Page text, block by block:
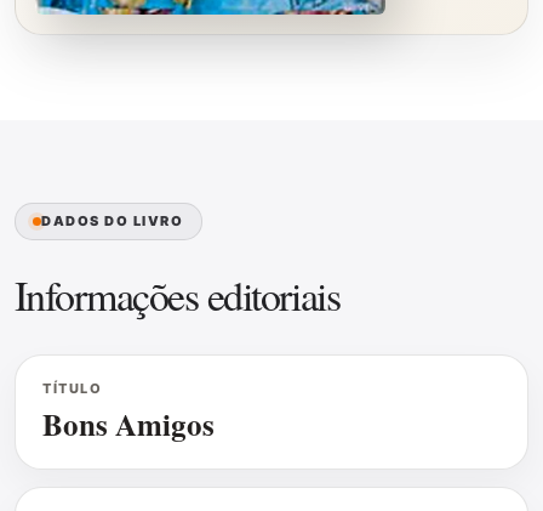
DADOS DO LIVRO
Informações editoriais
TÍTULO
Bons Amigos